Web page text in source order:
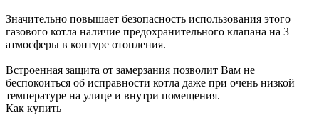
Значительно повышает безопасность использования этого
газового котла наличие предохранительного клапана на 3
атмосферы в контуре отопления.
Встроенная защита от замерзания позволит Вам не
беспокоиться об исправности котла даже при очень низкой
температуре на улице и внутри помещения.
Как купить